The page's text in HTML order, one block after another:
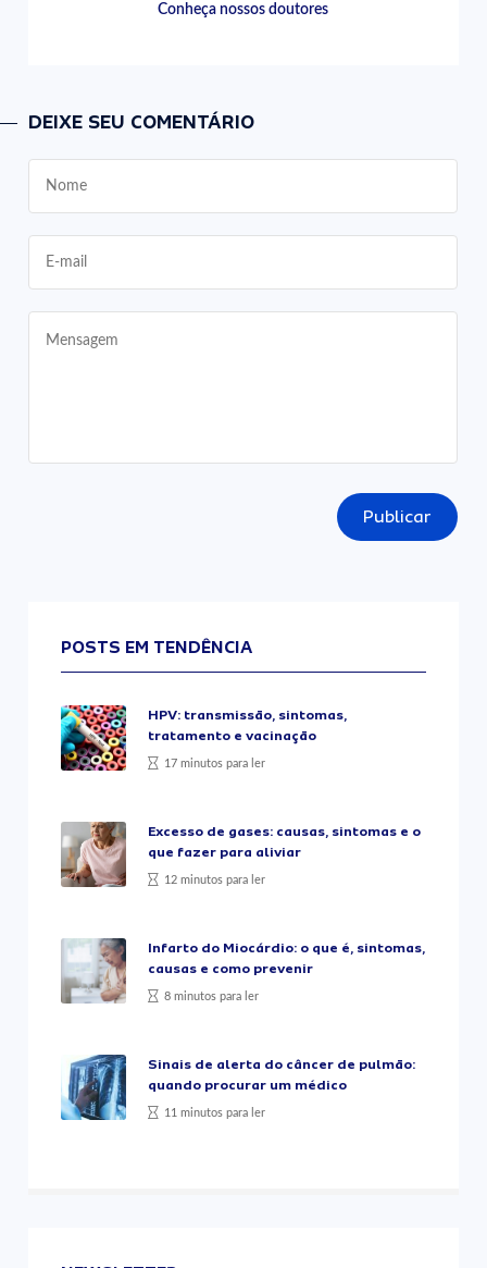
Conheça nossos doutores
DEIXE SEU COMENTÁRIO
Publicar
POSTS EM TENDÊNCIA
HPV: transmissão, sintomas,
tratamento e vacinação
17 minutos para ler
Excesso de gases: causas, sintomas e o
que fazer para aliviar
12 minutos para ler
Infarto do Miocárdio: o que é, sintomas,
causas e como prevenir
8 minutos para ler
Sinais de alerta do câncer de pulmão:
quando procurar um médico
11 minutos para ler